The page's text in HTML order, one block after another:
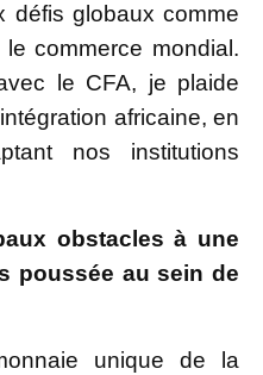
défis globaux comme
commerce mondial.
le CFA, je plaide
africaine, en
nos institutions
obstacles à une
poussée au sein de
unique de la